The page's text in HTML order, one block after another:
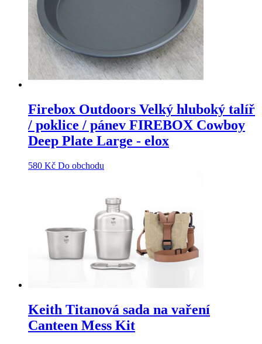
Firebox Outdoors Velký hluboký talíř
/ poklice / pánev FIREBOX Cowboy
Deep Plate Large - elox
580 Kč Do obchodu
Keith Titanová sada na vaření
Canteen Mess Kit